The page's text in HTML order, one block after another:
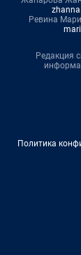
Ревина
Редакция
Политика